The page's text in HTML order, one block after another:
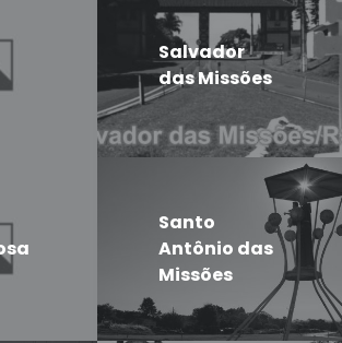
Salvador
das Missões
Santo
Antônio das
Missões